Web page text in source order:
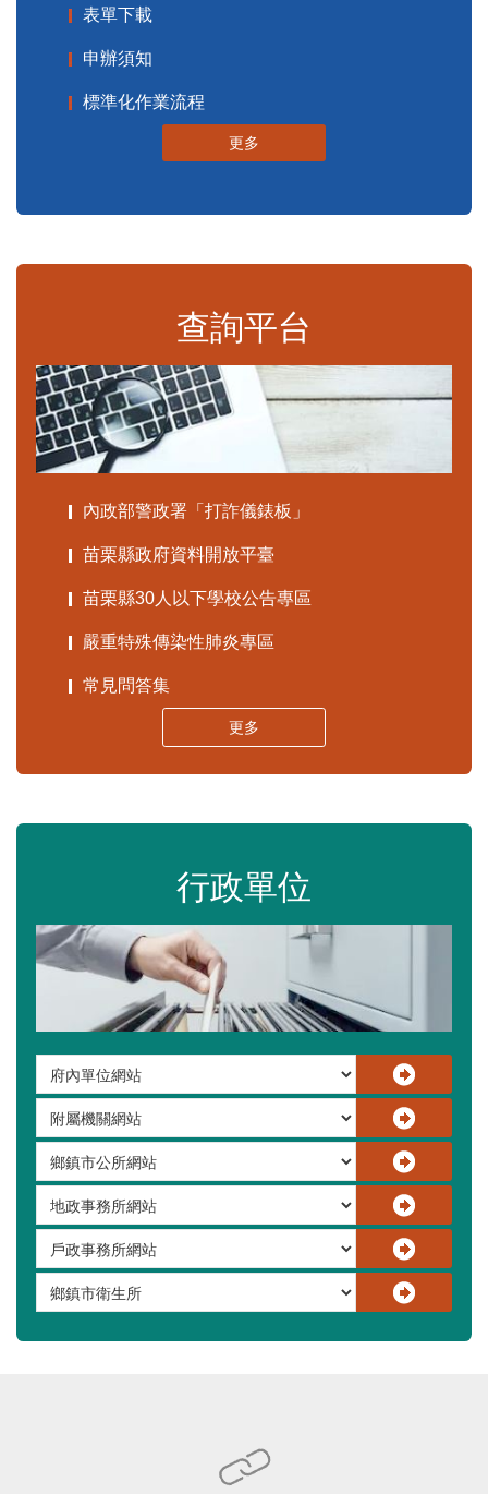
表單下載
申辦須知
標準化作業流程
更多
查詢平台
內政部警政署「打詐儀錶板」
苗栗縣政府資料開放平臺
苗栗縣30人以下學校公告專區
嚴重特殊傳染性肺炎專區
常見問答集
更多
行政單位